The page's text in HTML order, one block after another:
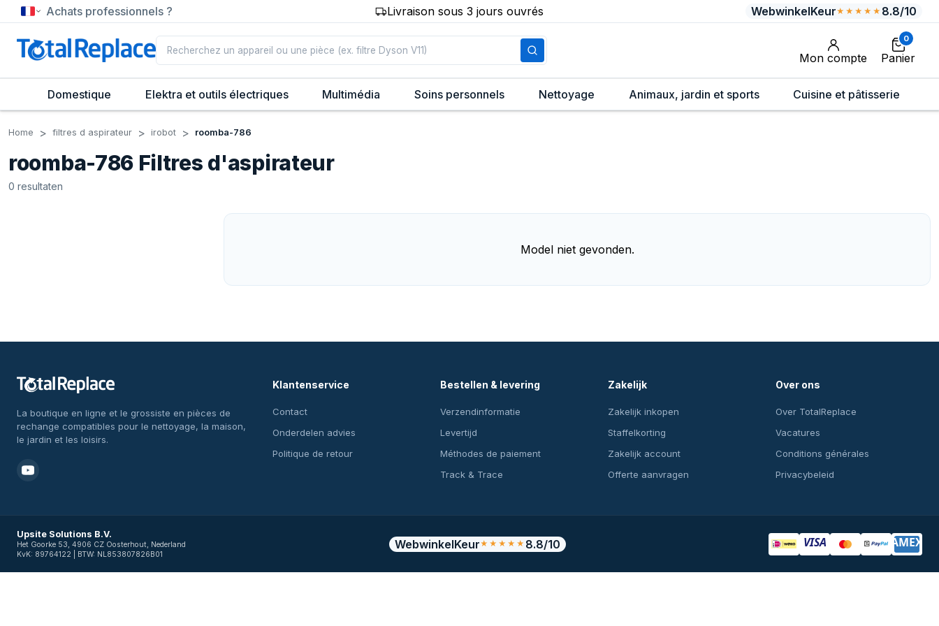
Achats professionnels ? Livraison sous 3 jours ouvrés WebwinkelKeur★★★★★ 8.8/10
Mon compte
0
Panier
Domestique Elektra et outils électriques Multimédia Soins personnels Nettoyage Animaux, jardin et sports Cuisine et pâtisserie
Home filtres d aspirateur irobot roomba-786
roomba-786 Filtres d'aspirateur
0 resultaten
Model niet gevonden.
La boutique en ligne et le grossiste en pièces de
rechange compatibles pour le nettoyage, la maison,
le jardin et les loisirs.
Klantenservice
Contact
Onderdelen advies
Politique de retour
Bestellen & levering
Verzendinformatie
Levertijd
Méthodes de paiement
Track & Trace
Zakelijk
Zakelijk inkopen
Staffelkorting
Zakelijk account
Offerte aanvragen
Over ons
Over TotalReplace
Vacatures
Conditions générales
Privacybeleid
Upsite Solutions B.V.
Het Goorke 53, 4906 CZ Oosterhout, Nederland
KvK: 89764122 | BTW: NL853807826B01
WebwinkelKeur★★★★★ 8.8/10 VISA AMEX